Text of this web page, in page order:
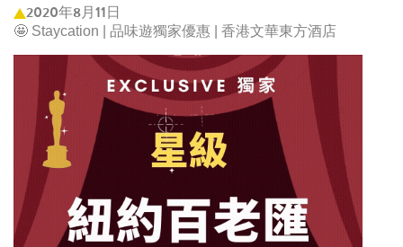
2020年8月11日
🤩 Staycation | 品味遊獨家優惠 | 香港文華東方酒店